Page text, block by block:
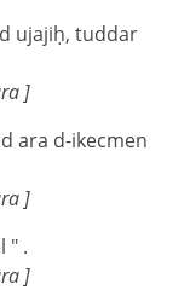
ujajiḥ, tuddar
]
ara d-ikecmen
]
" .
]